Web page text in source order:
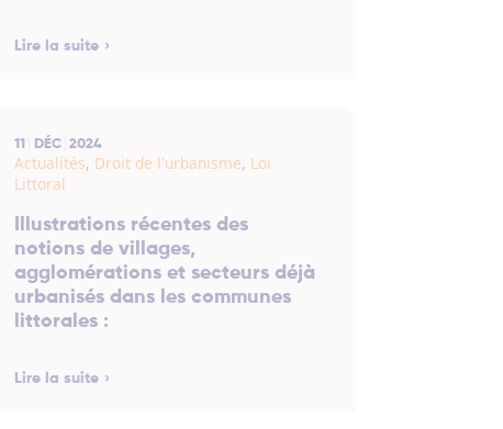
Lire la suite
11 DÉC 2024
Actualités, Droit de l'urbanisme, Loi
Littoral
Illustrations récentes des
notions de villages,
agglomérations et secteurs déjà
urbanisés dans les communes
littorales :
Lire la suite